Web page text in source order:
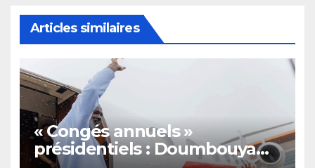
Articles similaires
« Congés annuels »
présidentiels : Doumbouya